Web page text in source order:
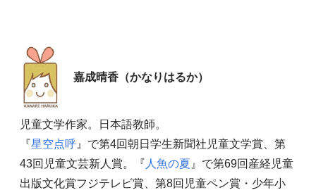
嘉成晴香（かなりはるか）
児童文学作家。日本語教師。
『星空点呼』で第4回朝日学生新聞社児童文学賞、第
43回児童文芸新人賞。『 人魚の夏 』で第69回産経児童
出版文化賞フジテレビ賞、第8回児童ペン賞・少年小